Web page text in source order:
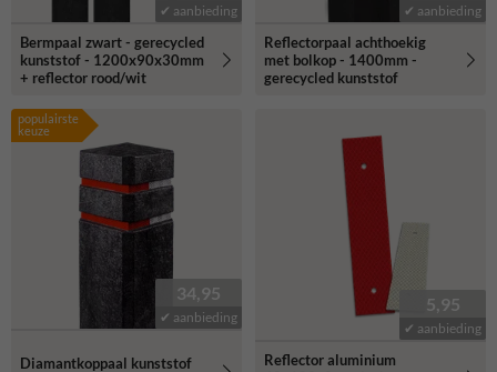
✔ aanbieding
Bermpaal zwart - gerecycled
kunststof - 1200x90x30mm
+ reflector rood/wit
✔ aanbieding
Reflectorpaal achthoekig
met bolkop - 1400mm -
gerecycled kunststof
populairste
keuze
34,95
✔ aanbieding
Diamantkoppaal kunststof
5,95
✔ aanbieding
Reflector aluminium